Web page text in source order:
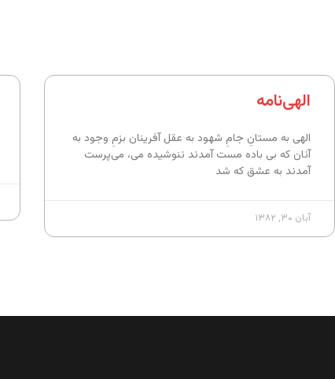
الهی‌نامه
الهی به مستانِ جامِ شهود به عقل آفرینان بزمِ وجود به
آنان که بی باده مست آمدند ننوشیده می، می‌پرست
آمدند به عشق که شد
آبان ۳۰, ۱۳۸۲